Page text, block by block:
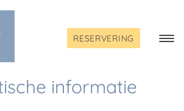
RESERVERING
informatie